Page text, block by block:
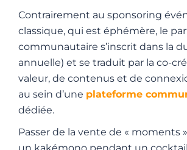
Contrairement au sponsoring
classique, qui est éphémère, le
communautaire s’inscrit dans la
annuelle) et se traduit par la co-
valeur, de contenus et de
au sein d’une plateforme
dédiée.
Passer de la vente de « moments